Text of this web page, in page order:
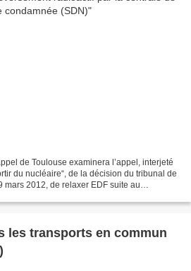
de Toulouse examinera l’appel, interjeté
du nucléaire“, de la décision du tribunal de
2012, de relaxer EDF suite au
les transports en commun